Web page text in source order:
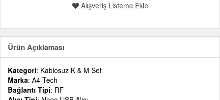
Alışveriş Listeme Ekle
Ürün Açıklaması
Kategori: Kablosuz K & M Set
Marka: A4-Tech
Bağlantı Tipi: RF